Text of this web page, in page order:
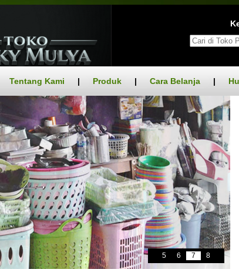
Tentang Kami | Produk | Cara Belanja |
5 6 7 8